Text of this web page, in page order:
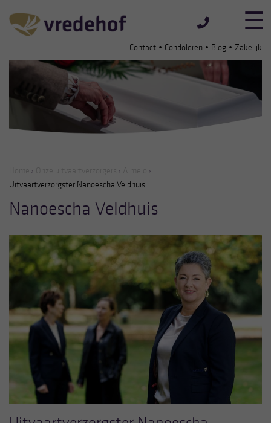
Contact • Condoleren • Blog • Zakelijk
Uitvaartverzorgster Nanoescha Veldhuis
Nanoescha Veldhuis